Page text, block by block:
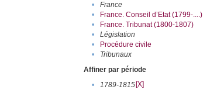
•
France
•
France. Conseil d’Etat (1799-....)
•
France. Tribunat (1800-1807)
•
Législation
•
Procédure civile
•
Tribunaux
Affiner par période
•
1789-1815[X]